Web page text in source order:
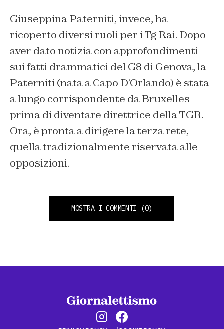
Giuseppina Paterniti, invece, ha
ricoperto diversi ruoli per i Tg Rai. Dopo
aver dato notizia con approfondimenti
sui fatti drammatici del G8 di Genova, la
Paterniti (nata a Capo D’Orlando) è stata
a lungo corrispondente da Bruxelles
prima di diventare direttrice della TGR.
Ora, è pronta a dirigere la terza rete,
quella tradizionalmente riservata alle
opposizioni.
MOSTRA I COMMENTI (0)